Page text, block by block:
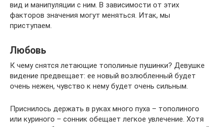
вид и манипуляции с ним. В зависимости от этих
факторов значения могут меняться. Итак, мы
приступаем.
Любовь
К чему снятся летающие тополиные пушинки? Девушке
видение предвещает: ее новый возлюбленный будет
очень нежен, чувство к нему будет очень сильным.
Приснилось держать в руках много пуха – тополиного
или куриного – сонник обещает легкое увлечение. Хотя